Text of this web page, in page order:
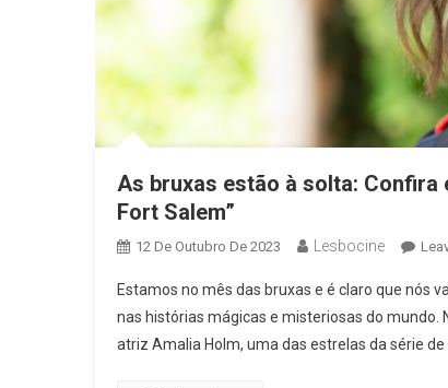
As bruxas estão à solta:
Fort Salem”
12 De Outubro De 2023 Lesbocine
Estamos no mês das bruxas e é claro que nós
nas histórias mágicas e misteriosas do
atriz Amalia Holm, uma das estrelas da série de